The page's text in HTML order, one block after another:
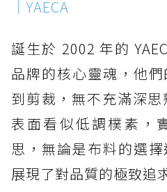
｜YAECA
誕生於 2002 年的
品牌的核心靈魂，他
到剪裁，無不充滿深思
表面看似低調樸素，
思，無論是布料的選
展現了對品質的極致追